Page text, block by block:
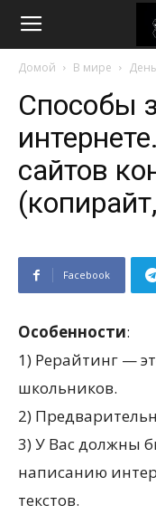
Life
Домой В мире
Способы
сайтов
Facebook
Особенности:
1) Рерайтинг —
школьников.
2)
3) У Вас должны
написанию
текстов.